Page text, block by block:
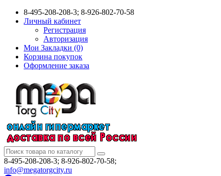
8-495-208-208-3; 8-926-802-70-58
Личный кабинет
Регистрация
Авторизация
Мои Закладки (0)
Корзина покупок
Оформление заказа
8-495-208-208-3; 8-926-802-70-58;
info@megatorgcity.ru